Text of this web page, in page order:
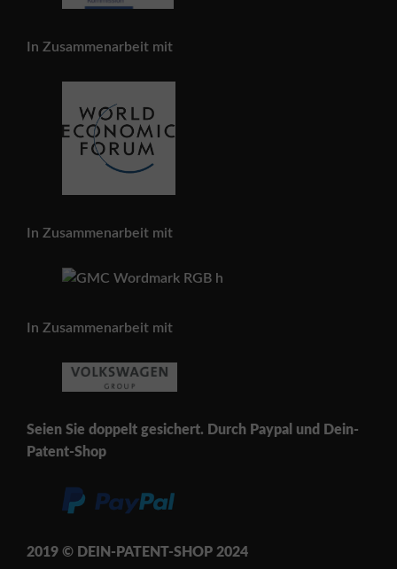
In Zusammenarbeit mit
In Zusammenarbeit mit
In Zusammenarbeit mit
Seien Sie doppelt gesichert. Durch Paypal und Dein-
Patent-Shop
2019 © DEIN-PATENT-SHOP 2024